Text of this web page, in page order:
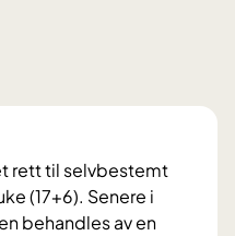
rett til selvbestemt
(17+6). Senere i
behandles av en